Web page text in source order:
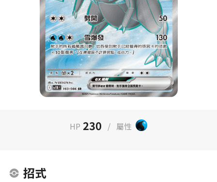
HP 230 / 屬性
招式